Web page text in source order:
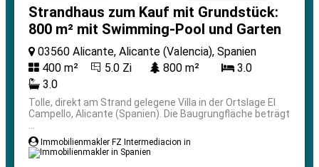
Strandhaus zum Kauf mit Grundstück:
800 m² mit Swimming-Pool und Garten
03560 Alicante, Alicante (Valencia), Spanien
400 m²
5.0 Zi 800 m²
3.0
3.0
Tolle, direkt am Strand gelegene Villa in der Ortslage El
Campello, Alicante (Spanien). Die Baugrungfläche beträgt
Immobilienmakler FZ Intermediacion in